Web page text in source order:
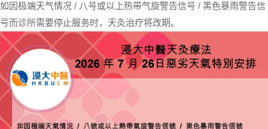
如因极端天气情况 / 八号或以上热带气旋警告信号 / 黑色暴雨警告信
号而诊所需要停止服务时，天灸治疗将改期。